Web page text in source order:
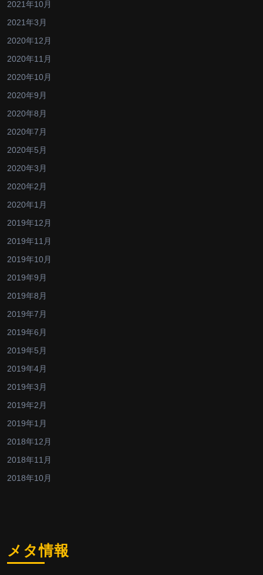
2021年10月
2021年3月
2020年12月
2020年11月
2020年10月
2020年9月
2020年8月
2020年7月
2020年5月
2020年3月
2020年2月
2020年1月
2019年12月
2019年11月
2019年10月
2019年9月
2019年8月
2019年7月
2019年6月
2019年5月
2019年4月
2019年3月
2019年2月
2019年1月
2018年12月
2018年11月
2018年10月
メタ情報